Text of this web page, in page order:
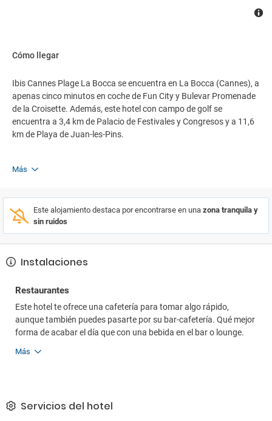
Cómo llegar
Ibis Cannes Plage La Bocca se encuentra en La Bocca (Cannes), a
apenas cinco minutos en coche de Fun City y Bulevar Promenade
de la Croisette. Además, este hotel con campo de golf se
encuentra a 3,4 km de Palacio de Festivales y Congresos y a 11,6
km de Playa de Juan-les-Pins.
Más
Este alojamiento destaca por encontrarse en una zona tranquila y
sin ruidos
Instalaciones
Restaurantes
Este hotel te ofrece una cafetería para tomar algo rápido,
aunque también puedes pasarte por su bar-cafetería. Qué mejor
forma de acabar el día que con una bebida en el bar o lounge.
Más
Servicios del hotel